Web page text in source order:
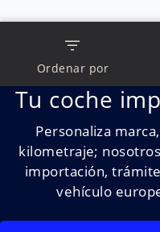
Ordenar por
Tu coche
Personaliza
kilometraje;
importación,
vehículo